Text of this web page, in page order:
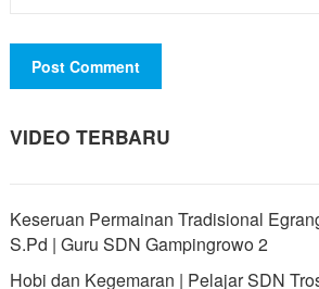
VIDEO TERBARU
Keseruan Permainan Tradisional
S.Pd | Guru SDN Gampingrowo 2
Hobi dan Kegemaran | Pelajar SDN